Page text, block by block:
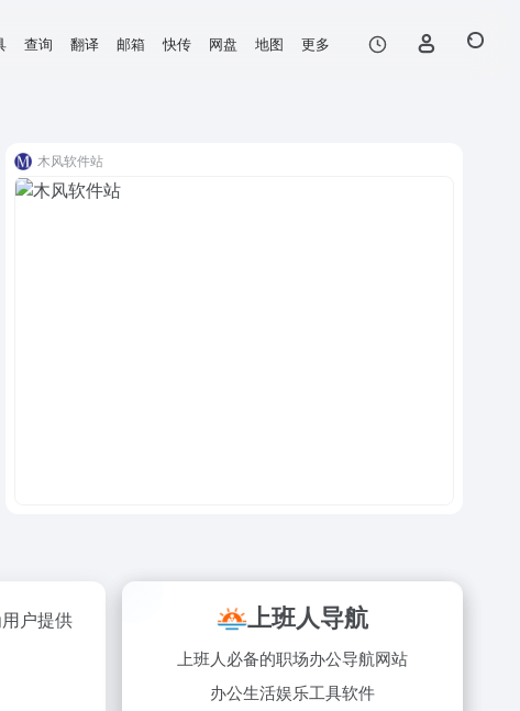
查询 翻译 邮箱 快传 网盘 地图 更多
木风软件站
户提供
上班人导航
上班人必备的职场办公导航网站
办公生活娱乐工具软件